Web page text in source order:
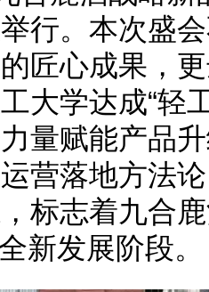
行。本次盛
匠心成果，
大学达成“轻
量赋能产品
营落地方法
标志着九合
新发展阶段。